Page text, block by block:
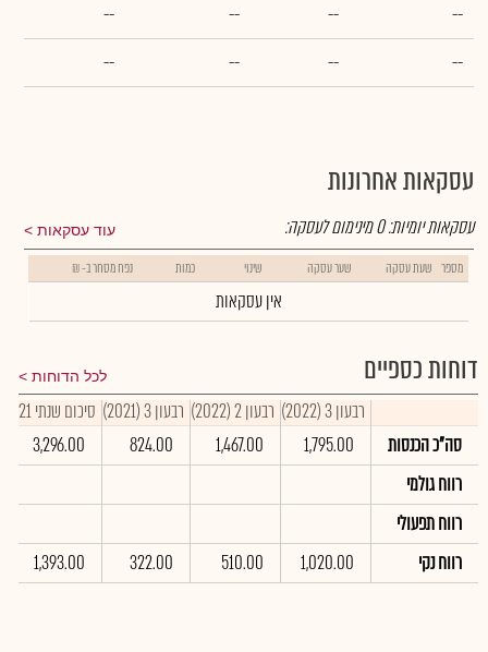
--
--
--
--
--
--
--
--
עסקאות אחרונות
עוד עסקאות עסקאות יומיות:0מינימום לעסקה:
מספר שעת עסקה שער עסקה שינוי כמות נפח מסחר ב- ₪
אין עסקאות
דוחות כספיים לכל הדוחות
רבעון 3 (2022) רבעון 2 (2022) רבעון 3 (2021)
סיכום שנתי 2021
סה"כ הכנסות
1,795.00
1,467.00
824.00
3,296.00
רווח גולמי
רווח תפעולי
רווח נקי
1,020.00
510.00
322.00
1,393.00